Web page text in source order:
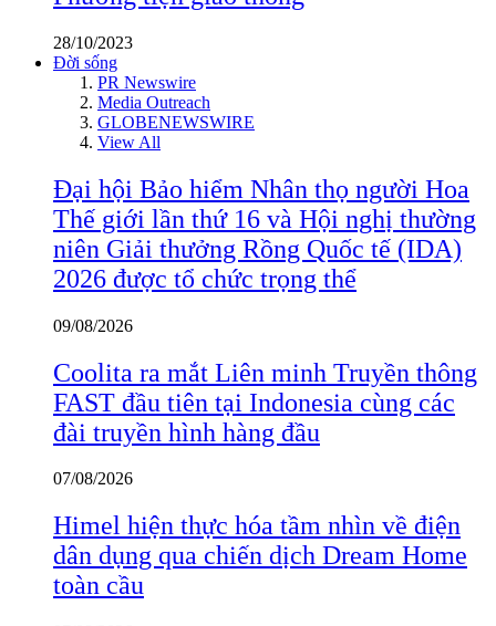
28/10/2023
Đời sống
PR Newswire
Media Outreach
GLOBENEWSWIRE
View All
Đại hội Bảo hiểm Nhân thọ người Hoa
Thế giới lần thứ 16 và Hội nghị thường
niên Giải thưởng Rồng Quốc tế (IDA)
2026 được tổ chức trọng thể
09/08/2026
Coolita ra mắt Liên minh Truyền thông
FAST đầu tiên tại Indonesia cùng các
đài truyền hình hàng đầu
07/08/2026
Himel hiện thực hóa tầm nhìn về điện
dân dụng qua chiến dịch Dream Home
toàn cầu